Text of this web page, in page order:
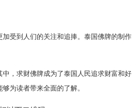
受到人们的关注和追捧。泰国佛牌的制作
，求财佛牌成为了泰国人民追求财富和好
为读者带来全面的了解。